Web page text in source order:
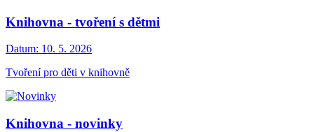
Knihovna - tvoření s dětmi
Datum: 10. 5. 2026
Tvoření pro děti v knihovně
Knihovna - novinky